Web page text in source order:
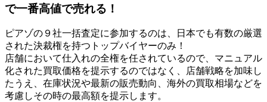
で一番高値で売れる！
ピアゾの９社一括査定に参加するのは、日本でも有数の厳選
された決裁権を持つトップバイヤーのみ！
店舗において仕入れの全権を任されているので、マニュアル
化された買取価格を提示するのではなく、店舗戦略を加味し
たうえ、在庫状況や最新の販売動向、海外の買取相場などを
考慮しその時の最高額を提示します。